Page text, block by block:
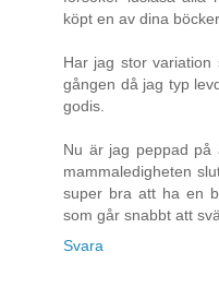
köpt en av dina
Har jag stor
gången då jag typ
godis.
Nu är jag peppad på
mammaledigheten
super bra att ha en
som går snabbt att
Svara